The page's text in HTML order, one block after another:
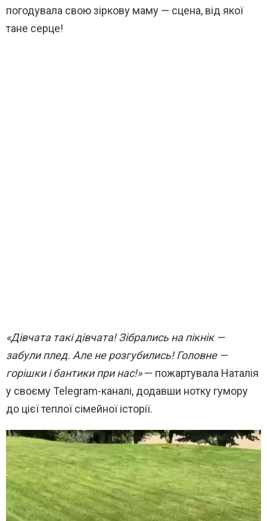
погодувала свою зіркову маму — сцена, від якої
тане серце!
«Дівчата такі дівчата! Зібрались на пікнік —
забули плед. Але не розгубились! Головне —
горішки і бантики при нас!»— пожартувала Наталія
у своєму Telegram-каналі, додавши нотку гумору
до цієї теплої сімейної історії.
В
д
е
о